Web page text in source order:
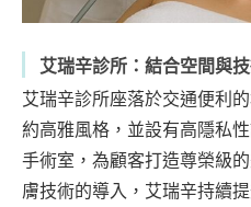
艾瑞辛診所：結合空間與
艾瑞辛診所座落於交通便利
約高雅風格，並設有高隱私
手術室，為顧客打造尊榮級
膚技術的導入，艾瑞辛持續